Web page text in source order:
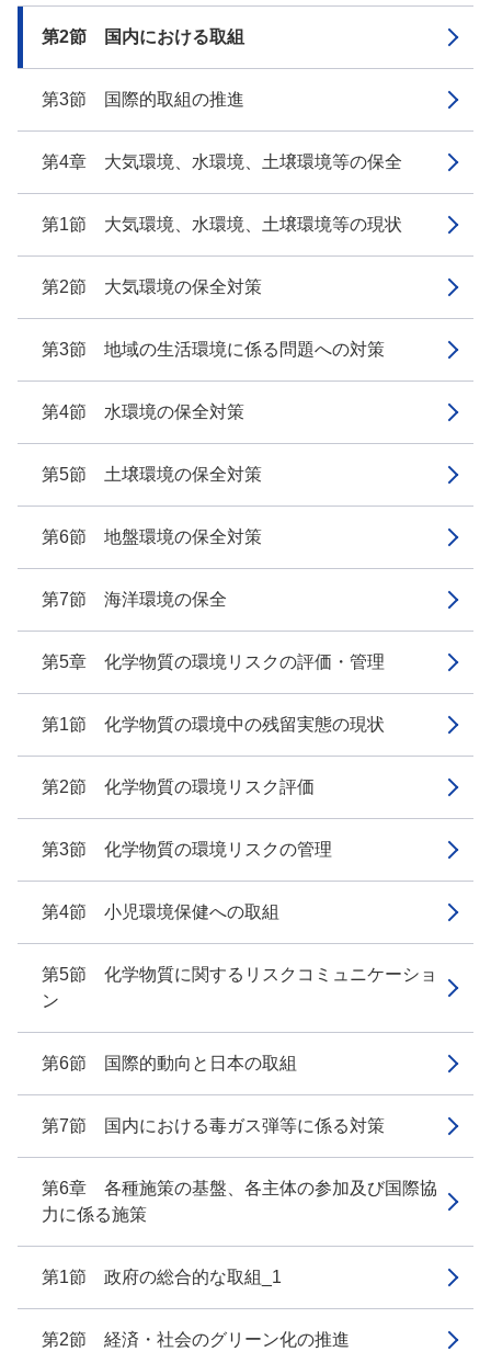
第2節 国内における取組
第3節 国際的取組の推進
第4章 大気環境、水環境、土壌環境等の保全
第1節 大気環境、水環境、土壌環境等の現状
第2節 大気環境の保全対策
第3節 地域の生活環境に係る問題への対策
第4節 水環境の保全対策
第5節 土壌環境の保全対策
第6節 地盤環境の保全対策
第7節 海洋環境の保全
第5章 化学物質の環境リスクの評価・管理
第1節 化学物質の環境中の残留実態の現状
第2節 化学物質の環境リスク評価
第3節 化学物質の環境リスクの管理
第4節 小児環境保健への取組
第5節 化学物質に関するリスクコミュニケーショ
ン
第6節 国際的動向と日本の取組
第7節 国内における毒ガス弾等に係る対策
第6章 各種施策の基盤、各主体の参加及び国際協
力に係る施策
第1節 政府の総合的な取組_1
第2節 経済・社会のグリーン化の推進